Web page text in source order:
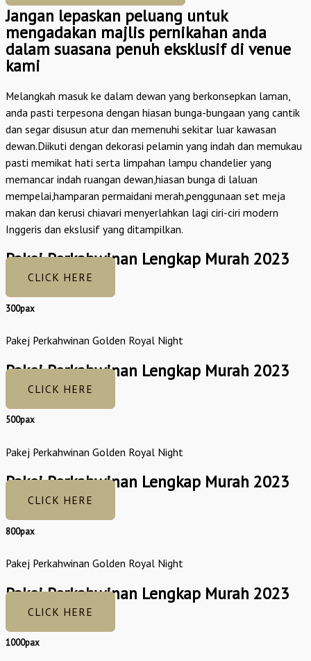
Jangan lepaskan peluang untuk
mengadakan majlis pernikahan anda
dalam suasana penuh eksklusif di venue
kami
Melangkah masuk ke dalam dewan yang berkonsepkan laman,
anda pasti terpesona dengan hiasan bunga-bungaan yang cantik
dan segar disusun atur dan memenuhi sekitar luar kawasan
dewan.Diikuti dengan dekorasi pelamin yang indah dan memukau
pasti memikat hati serta limpahan lampu chandelier yang
memancar indah ruangan dewan,hiasan bunga di laluan
mempelai,hamparan permaidani merah,penggunaan set meja
makan dan kerusi chiavari menyerlahkan lagi ciri-ciri modern
Inggeris dan ekslusif yang ditampilkan.
Pakej Perkahwinan Lengkap Murah 2023
CLICK HERE
300pax
Pakej Perkahwinan Golden Royal Night
Pakej Perkahwinan Lengkap Murah 2023
CLICK HERE
500pax
Pakej Perkahwinan Golden Royal Night
Pakej Perkahwinan Lengkap Murah 2023
CLICK HERE
800pax
Pakej Perkahwinan Golden Royal Night
Pakej Perkahwinan Lengkap Murah 2023
CLICK HERE
1000pax